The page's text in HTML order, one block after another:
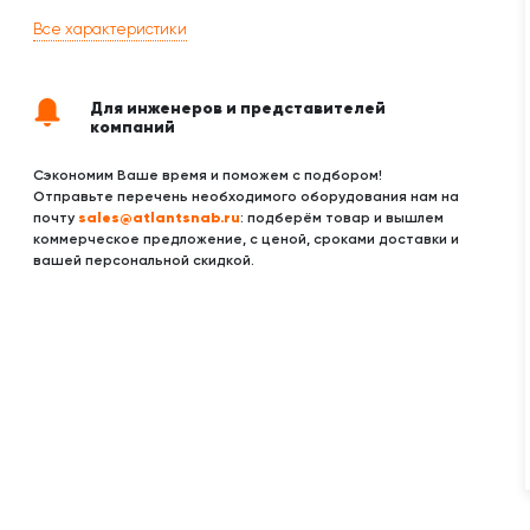
Все характеристики
Для инженеров и представителей
компаний
Сэкономим Ваше время и поможем с подбором!
Отправьте перечень необходимого оборудования нам на
почту sales@atlantsnab.ru: подберём товар и вышлем
коммерческое предложение, с ценой, сроками доставки и
вашей персональной скидкой.